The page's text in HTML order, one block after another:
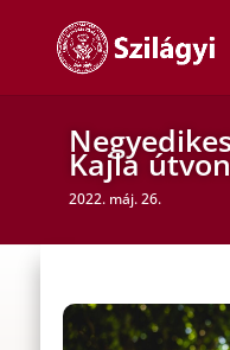
Kajla
2022. máj. 26.